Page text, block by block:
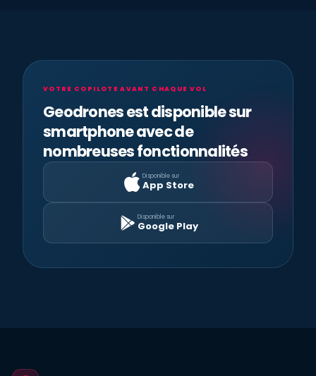
VOTRE COPILOTE AVANT CHAQUE VOL
Geodrones est disponible sur
smartphone avec de
nombreuses fonctionnalités
Disponible sur
App Store
Disponible sur
Google Play